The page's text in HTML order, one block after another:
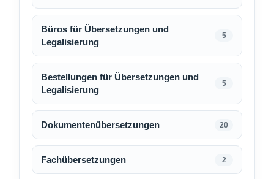
Büros für Übersetzungen und
Legalisierung
5
Bestellungen für Übersetzungen und
Legalisierung
5
Dokumentenübersetzungen 20
Fachübersetzungen 2